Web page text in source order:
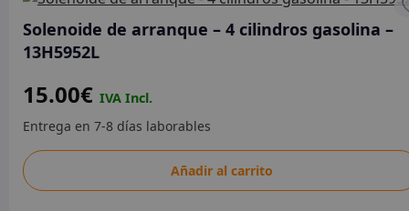
Solenoide de arranque – 4 cilindros gasolina –
13H5952L
15.00€
Solenoide
de
Añadir al carrito